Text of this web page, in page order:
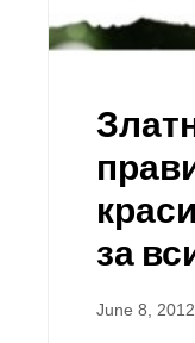
за
June 8, 2012